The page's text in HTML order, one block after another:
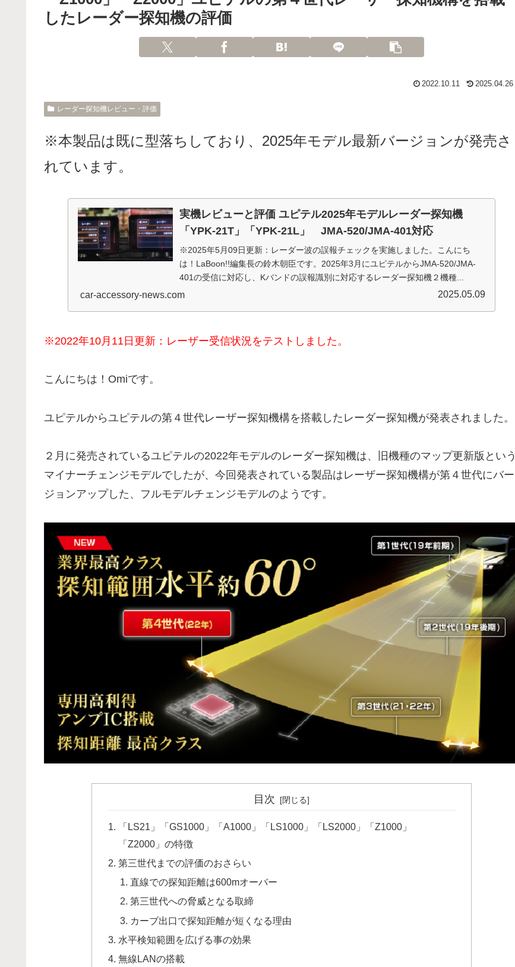
したレーダー探知機の評価
2022.10.11 2025.04.26
レーダー探知機レビュー・評価
※本製品は既に型落ちしており、2025年モデル最新バージョンが発売さ
れています。
実機レビューと評価 ユピテル2025年モデルレーダー探知機
「YPK-21T」「YPK-21L」 JMA-520/JMA-401対応
※2025年5月09日更新：レーダー波の誤報チェックを実施しました。こんにち
は！LaBoon!!編集長の鈴木朝臣です。2025年3月にユピテルからJMA-520/JMA-
401の受信に対応し、Kバンドの誤報識別に対応するレーダー探知機２機種...
car-accessory-news.com 2025.05.09
※2022年10月11日更新：レーザー受信状況をテストしました。
こんにちは！Omiです。
ユピテルからユピテルの第４世代レーザー探知機構を搭載したレーダー探知機が発表されました。
２月に発売されているユピテルの2022年モデルのレーダー探知機は、旧機種のマップ更新版という
マイナーチェンジモデルでしたが、今回発表されている製品はレーザー探知機構が第４世代にバー
ジョンアップした、フルモデルチェンジモデルのようです。
目次
「LS21」「GS1000」「A1000」「LS1000」「LS2000」「Z1000」
「Z2000」の特徴
第三世代までの評価のおさらい
直線での探知距離は600mオーバー
第三世代への脅威となる取締
カーブ出口で探知距離が短くなる理由
水平検知範囲を広げる事の効果
無線LANの搭載